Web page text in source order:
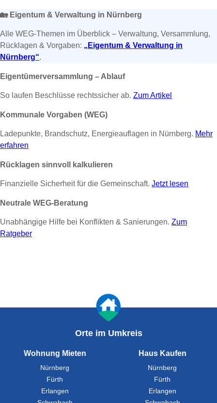
🏡 Eigentum & Verwaltung in Nürnberg
Alle WEG-Themen im Überblick – Verwaltung, Versammlung,
Rücklagen & Vorgaben: „Eigentum & Verwaltung in
Nürnberg“.
Eigentümerversammlung – Ablauf
So laufen Beschlüsse rechtssicher ab. Zum Artikel
Kommunale Vorgaben (WEG)
Ladepunkte, Brandschutz, Energieauflagen in Nürnberg. Mehr
erfahren
Rücklagen sinnvoll kalkulieren
Finanzielle Sicherheit für die Gemeinschaft. Jetzt lesen
Neutrale WEG-Beratung
Unabhängige Hilfe bei Konflikten & Sanierungen. Zum
Ratgeber
Orte im Umkreis
Wohnung Mieten
Nürnberg
Fürth
Erlangen
Haus Kaufen
Nürnberg
Fürth
Erlangen